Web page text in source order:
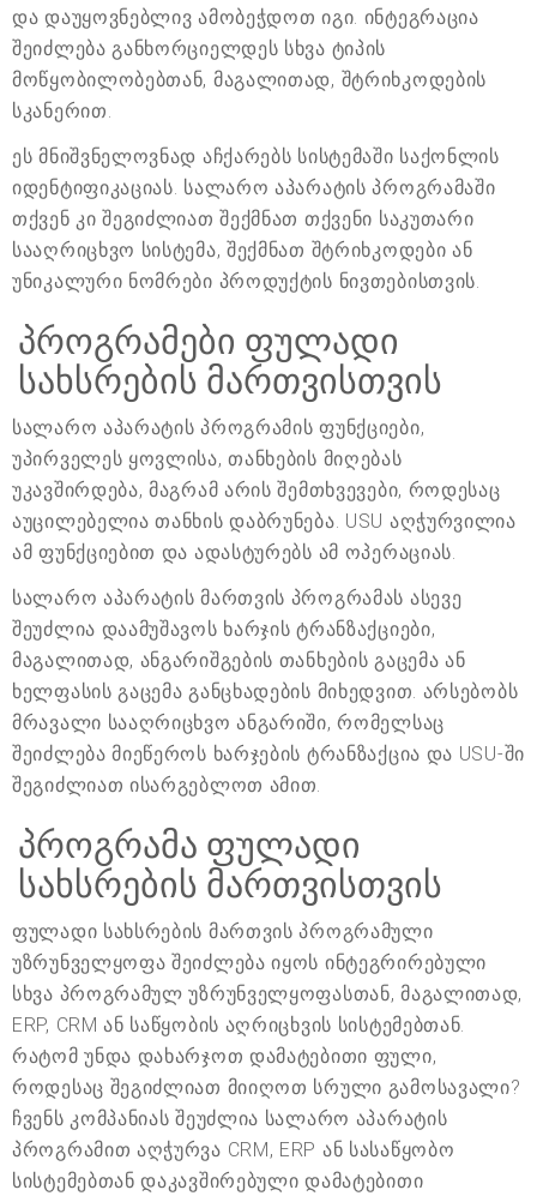
და დაუყოვნებლივ ამობეჭდოთ იგი. ინტეგრაცია
შეიძლება განხორციელდეს სხვა ტიპის
მოწყობილობებთან, მაგალითად, შტრიხკოდების
სკანერით.
ეს მნიშვნელოვნად აჩქარებს სისტემაში საქონლის
იდენტიფიკაციას. სალარო აპარატის პროგრამაში
თქვენ კი შეგიძლიათ შექმნათ თქვენი საკუთარი
სააღრიცხვო სისტემა, შექმნათ შტრიხკოდები ან
უნიკალური ნომრები პროდუქტის ნივთებისთვის.
პროგრამები ფულადი
სახსრების მართვისთვის
სალარო აპარატის პროგრამის ფუნქციები,
უპირველეს ყოვლისა, თანხების მიღებას
უკავშირდება, მაგრამ არის შემთხვევები, როდესაც
აუცილებელია თანხის დაბრუნება. USU აღჭურვილია
ამ ფუნქციებით და ადასტურებს ამ ოპერაციას.
სალარო აპარატის მართვის პროგრამას ასევე
შეუძლია დაამუშავოს ხარჯის ტრანზაქციები,
მაგალითად, ანგარიშგების თანხების გაცემა ან
ხელფასის გაცემა განცხადების მიხედვით. არსებობს
მრავალი სააღრიცხვო ანგარიში, რომელსაც
შეიძლება მიეწეროს ხარჯების ტრანზაქცია და USU-ში
შეგიძლიათ ისარგებლოთ ამით.
პროგრამა ფულადი
სახსრების მართვისთვის
ფულადი სახსრების მართვის პროგრამული
უზრუნველყოფა შეიძლება იყოს ინტეგრირებული
სხვა პროგრამულ უზრუნველყოფასთან, მაგალითად,
ERP, CRM ან საწყობის აღრიცხვის სისტემებთან.
რატომ უნდა დახარჯოთ დამატებითი ფული,
როდესაც შეგიძლიათ მიიღოთ სრული გამოსავალი?
ჩვენს კომპანიას შეუძლია სალარო აპარატის
პროგრამით აღჭურვა CRM, ERP ან სასაწყობო
სისტემებთან დაკავშირებული დამატებითი